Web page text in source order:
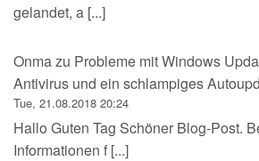
gelandet, a [...]
Onmazu Probleme mit Windows
Antivirus und ein schlampiges
Tue, 21.08.2018 20:24
Hallo Guten Tag Schöner Blog-Post.
Informationen f [...]